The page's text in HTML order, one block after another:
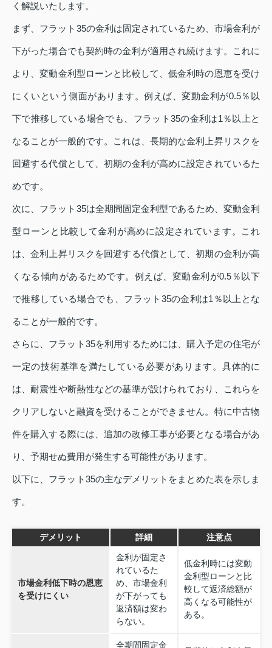
く解説いたします。
まず、フラット35の金利は固定されているため、市場金利が
下がった場合でも契約時の金利が適用され続けます。これに
より、変動金利型ローンと比較して、低金利時の恩恵を受け
にくいという側面があります。例えば、変動金利が0.5％以
下で推移している場合でも、フラット35の金利は1％以上と
なることが一般的です。これは、長期的な金利上昇リスクを
回避する代償として、初期の金利が高めに設定されているた
めです。
次に、フラット35は全期間固定金利型であるため、変動金利
型ローンと比較して金利が高めに設定されています。これ
は、金利上昇リスクを回避する代償として、初期の金利が高
くなる傾向があるためです。例えば、変動金利が0.5％以下
で推移している場合でも、フラット35の金利は1％以上とな
ることが一般的です。
さらに、フラット35を利用するためには、購入予定の住宅が
一定の技術基準を満たしている必要があります。具体的に
は、耐震性や断熱性などの基準が設けられており、これらを
クリアしないと融資を受けることができません。特に中古物
件を購入する際には、追加の改修工事が必要となる場合があ
り、予期せぬ費用が発生する可能性があります。
以下に、フラット35の主なデメリットをまとめた表を示しま
す。
デメリット 詳細 注意点
市場金利低下時の恩恵
を受けにくい
金利が固定さ
れているた
め、市場金利
が下がっても
返済額は変わ
らない。
低金利時には変動
金利型ローンと比
較して返済総額が
高くなる可能性が
ある。
全期間固定金